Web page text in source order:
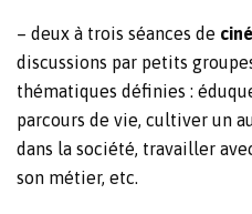
– deux à trois séances de
discussions par petits
thématiques définies :
parcours de vie, cultiver un
dans la société, travailler
son métier, etc.